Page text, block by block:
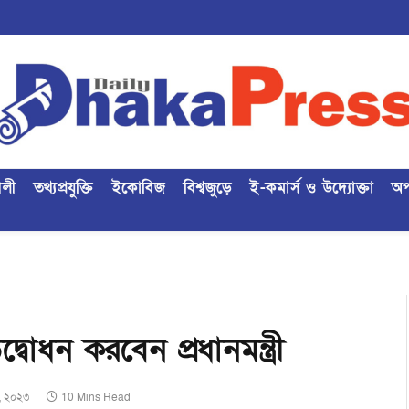
তথ্যপ্রযুক্তি ইকোবিজ বিশ্বজুড়ে ই-কমার্স ও উদ্যোক্তা
করবেন প্রধানমন্ত্রী
২০২৩ 10 Mins Read